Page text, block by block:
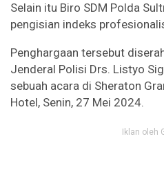
Selain itu Biro SDM Polda
pengisian indeks
Penghargaan tersebut
Jenderal Polisi Drs. Listyo
sebuah acara di Sheraton
Hotel, Senin, 27 Mei 2024.
Iklan oleh